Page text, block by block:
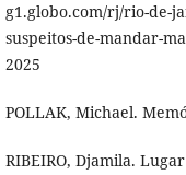
g1.globo.com/rj/rio-de-
suspeitos-de-mandar-
2025
POLLAK, Michael.
RIBEIRO, Djamila.